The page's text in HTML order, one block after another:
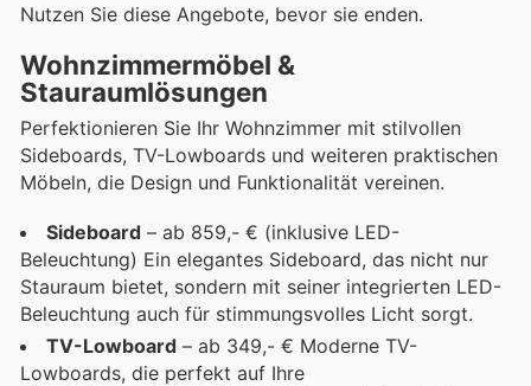
Nutzen Sie diese Angebote, bevor sie enden.
Wohnzimmermöbel &
Stauraumlösungen
Perfektionieren Sie Ihr Wohnzimmer mit stilvollen
Sideboards, TV-Lowboards und weiteren praktischen
Möbeln, die Design und Funktionalität vereinen.
Sideboard – ab 859,- € (inklusive LED-
Beleuchtung) Ein elegantes Sideboard, das nicht nur
Stauraum bietet, sondern mit seiner integrierten LED-
Beleuchtung auch für stimmungsvolles Licht sorgt.
TV-Lowboard – ab 349,- € Moderne TV-
Lowboards, die perfekt auf Ihre